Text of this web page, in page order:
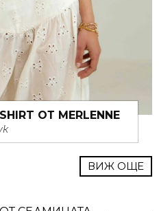
ОТ MERLENNE
ВИЖ ОЩЕ